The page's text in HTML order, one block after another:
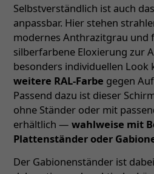
Selbstverständlich ist auch
anpassbar. Hier stehen
modernes Anthrazitgrau und
silberfarbene Eloxierung zur
besonders individuellen Look
weitere RAL-Farbe gegen
Passend dazu ist dieser
ohne Ständer oder mit
erhältlich — wahlweise mit
Plattenständer oder
Der Gabionenständer ist